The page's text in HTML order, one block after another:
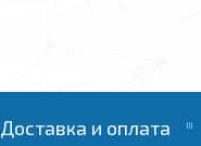
Доставка и оплата